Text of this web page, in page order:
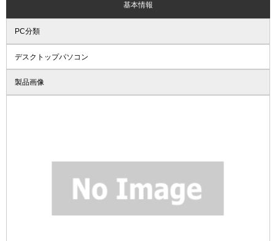
基本情報
PC分類
デスクトップパソコン
製品画像